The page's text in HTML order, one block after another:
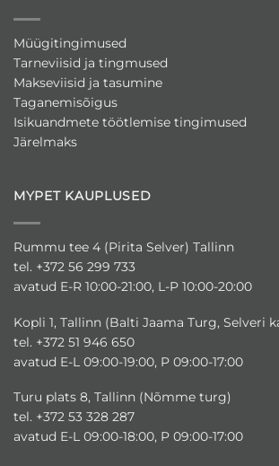
Müügitingimused
Tarneviisid ja tingmused
Makseviisid ja tasumine
Taganemisõigus
Isikuandmete töötlemise tingimused
Järelmaks
MYPET KAUPLUSED
Rummu tee 4 (Pirita Selver) Tallinn
tel. +372 56 299 733
avatud E-R 10:00-21:00, L-P 10:00-20:00
Kopli 1, Tallinn (Balti Jaama Turg, Selveri
tel. +372 51 946 650
avatud E-L 09:00-19:00, P 09:00-17:00
Turu plats 8, Tallinn (Nõmme turg)
tel. +372 53 328 287
avatud E-L 09:00-18:00, P 09:00-17:00